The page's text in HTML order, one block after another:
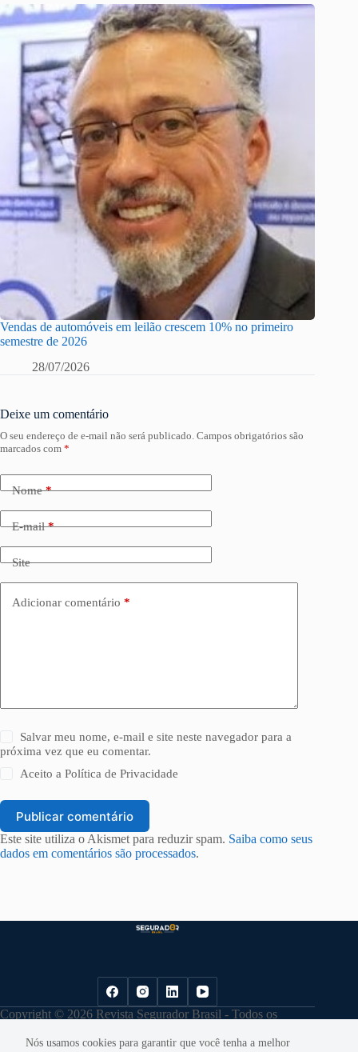
Nós usamos cookies para garantir que você tenha a melhor
Vendas de automóveis em leilão crescem 10% no primeiro
semestre de 2026
28/07/2026
Deixe um comentário
O seu endereço de e-mail não será publicado. Campos obrigatórios são
marcados com *
Nome*
E-mail*
Site
Adicionar comentário *
Salvar meu nome, e-mail e site neste navegador para a
próxima vez que eu comentar.
Aceito aPolítica de Privacidade
Publicar comentário
Este site utiliza o Akismet para reduzir spam. Saiba como seus
dados em comentários são processados.
Copyright © 2026 Revista Segurador Brasil - Todos os